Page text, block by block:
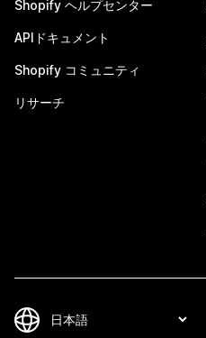
Shopify ヘルプセンター
APIドキュメント
Shopify コミュニティ
リサーチ